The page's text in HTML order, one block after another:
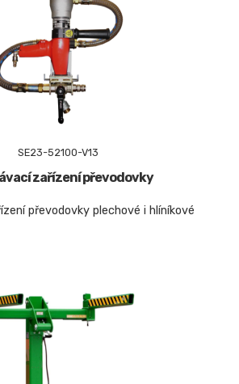
SE23-52100-V13
zařízení převodovky
převodovky plechové i hlíníkové